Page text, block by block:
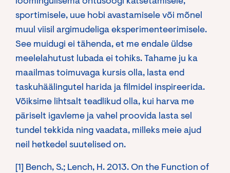
sportimisele, uue hobi avastamisele või mõnel
muul viisil argimudeliga eksperimenteerimisele.
See muidugi ei tähenda, et me endale üldse
meelelahutust lubada ei tohiks. Tahame ju ka
maailmas toimuvaga kursis olla, lasta end
taskuhäälingutel harida ja filmidel inspireerida.
Võiksime lihtsalt teadlikud olla, kui harva me
päriselt igavleme ja vahel proovida lasta sel
tundel tekkida ning vaadata, milleks meie ajud
neil hetkedel suutelised on.
[1] Bench, S.; Lench, H. 2013. On the Function of